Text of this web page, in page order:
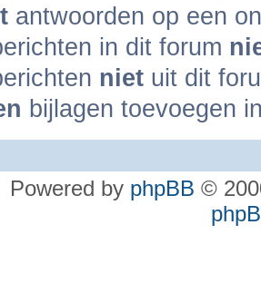
antwoorden op een
in dit forum
niet uit dit
bijlagen toevoegen
Powered by phpBB ©